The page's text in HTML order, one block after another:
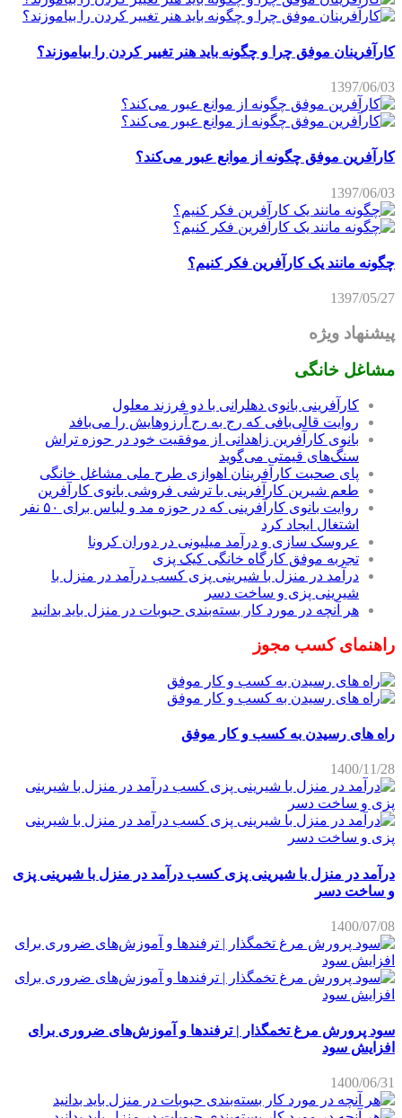
کارآفرینان موفق چرا و چگونه باید هنر تغییر کردن را بیاموزند؟
1397/06/03
کارآفرین موفق چگونه از موانع عبور می‌کند؟
1397/06/03
چگونه مانند یک کارآفرین فکر کنیم؟
1397/05/27
پیشنهاد ویژه
مشاغل خانگی
کارآفرینی بانوی دهلرانی با دو فرزند معلول
روایت قالی‌بافی که رج به رج آرزوهایش را می‌بافد
بانوی کارآفرین زاهدانی از موفقیت خود در حوزه تراش
سنگ‌های قیمتی می‌گوید
پای صحبت کارآفرینان اهوازی طرح ملی مشاغل خانگی
طعم شیرین کارآفرینی با ترشی فروشی بانوی کارآفرین
روایت بانوی کارآفرینی که در حوزه مد و لباس برای ۵۰ نفر
اشتغال ایجاد کرد
عروسک سازی و درآمد میلیونی در دوران کرونا
تجربه موفق کارگاه خانگی کیک پزی
درآمد در منزل با شیرینی پزی کسب درآمد در منزل با
شیرینی پزی و ساخت دسر
هر آنچه در مورد کار بسته‌بندی حبوبات در منزل باید بدانید
راهنمای کسب مجوز
راه های رسیدن به کسب و کار موفق
1400/11/28
درآمد در منزل با شیرینی پزی کسب درآمد در منزل با شیرینی پزی
و ساخت دسر
1400/07/08
سود پرورش مرغ تخمگذار | ترفندها و آموزش‌های ضروری برای
افزایش سود
1400/06/31